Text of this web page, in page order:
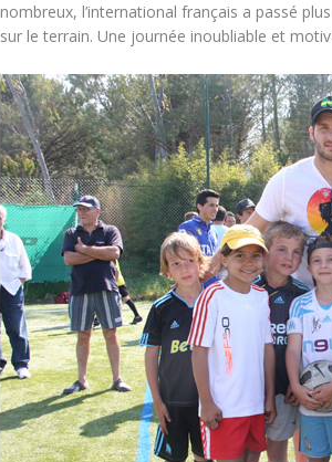
nombreux, l’international français a passé
sur le terrain. Une journée inoubliable et